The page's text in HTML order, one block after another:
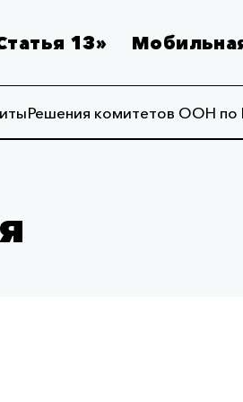
13»
Решения комитетов ООН по